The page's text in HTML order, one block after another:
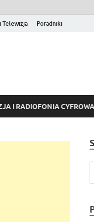
Telewizja Poradniki
VOD
I RADIOFONIA CYFROWA